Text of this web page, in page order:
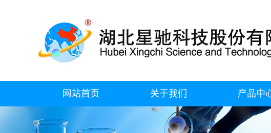
网站首页 关于我们
公司简介
产品中
甲基磺酰